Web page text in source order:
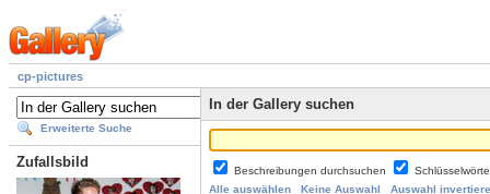
cp-pictures
Erweiterte Suche
Zufallsbild
In der Gallery suchen
Beschreibungen durchsuchen
Alle auswählen
Keine Auswahl Auswahl